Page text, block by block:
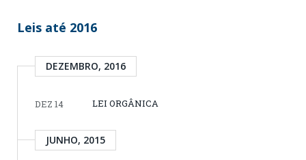
Leis até 2016
DEZEMBRO, 2016
DEZ 14 LEI ORGÂNICA
JUNHO, 2015